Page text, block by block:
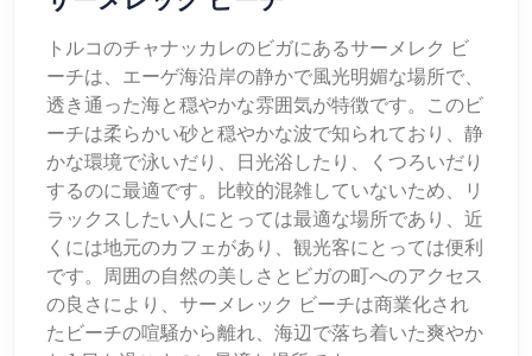
トルコのチャナッカレのビガにあるサーメレク ビ
ーチは、エーゲ海沿岸の静かで風光明媚な場所で、
透き通った海と穏やかな雰囲気が特徴です。このビ
ーチは柔らかい砂と穏やかな波で知られており、静
かな環境で泳いだり、日光浴したり、くつろいだり
するのに最適です。比較的混雑していないため、リ
ラックスしたい人にとっては最適な場所であり、近
くには地元のカフェがあり、観光客にとっては便利
です。周囲の自然の美しさとビガの町へのアクセス
の良さにより、サーメレック ビーチは商業化され
たビーチの喧騒から離れ、海辺で落ち着いた爽やか